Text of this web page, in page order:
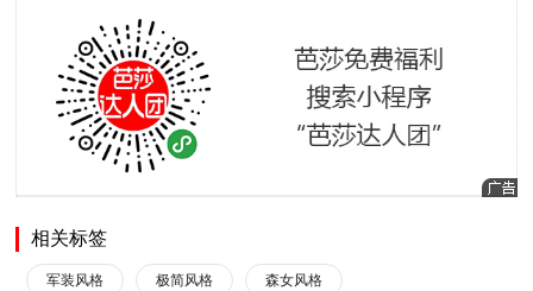
相关标签
军装风格 极简风格 森女风格